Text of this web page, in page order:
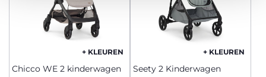
+ KLEUREN
Chicco WE 2 kinderwagen
+ KLEUREN
Seety 2 Kinderwagen